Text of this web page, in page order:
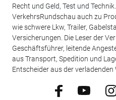
Recht und Geld, Test und
VerkehrsRundschau auch zu
wie schwere Lkw, Trailer,
Versicherungen. Die Leser der
Geschäftsführer, leitende
aus Transport, Spedition und
Entscheider aus der